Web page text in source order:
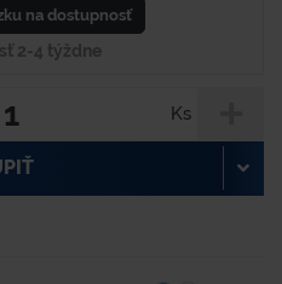
na dostupnosť
2-4 týždne
Ks